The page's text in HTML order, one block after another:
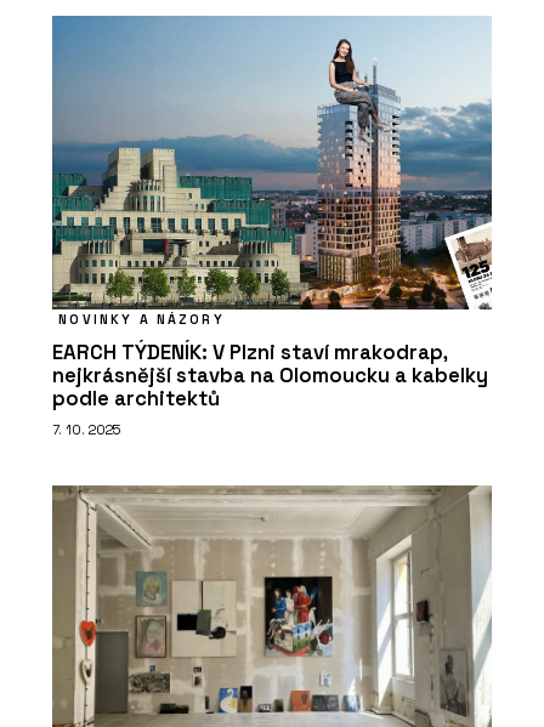
NOVINKY A NÁZORY
EARCH TÝDENÍK: V Plzni staví mrakodrap,
nejkrásnější stavba na Olomoucku a kabelky
podle architektů
7. 10. 2025